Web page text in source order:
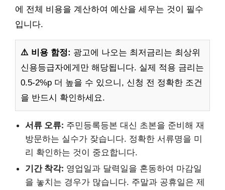
에 전체 비용을 계산하여 예산을 세우는 것이 필수
입니다.
⚠️ 비용 함정: 광고에 나오는 최저금리는 최상위
신용등급자에게만 해당됩니다. 실제 적용 금리는
0.5-2%p 더 높을 수 있으니, 신청 전 정확한 조건
을 반드시 확인하세요.
서류 오류: 주민등록등본 대신 초본을 준비해 재
방문하는 실수가 잦습니다. 정확한 서류명을 미
리 확인하는 것이 중요합니다.
기간 착각: 영업일과 달력일을 혼동하여 마감일
을 놓치는 경우가 많습니다. 주말과 공휴일은 제